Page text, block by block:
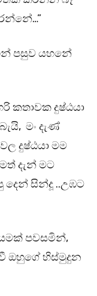
පසුව යහනේ
කතාවක දුෂ්ඨයා
මං දැණ්
දුෂ්ඨයා මම
දැන් මට
දෙන් සින්දූ ..උඹට
පවසමින්,
ඔහුගේ හිස්මුදුන